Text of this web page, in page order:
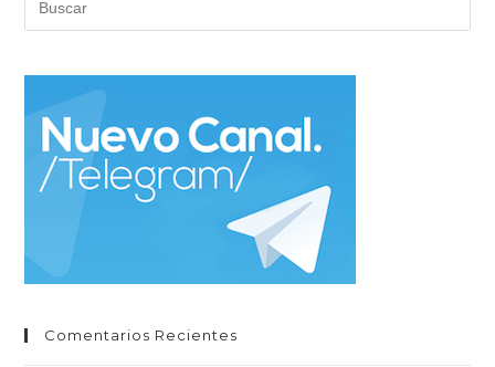
Comentarios Recientes